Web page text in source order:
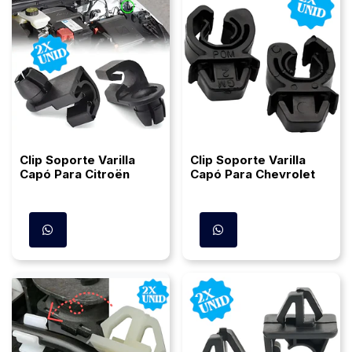
Clip Soporte Varilla
Capó Para Citroën
Clip Soporte Varilla
Capó Para Chevrolet